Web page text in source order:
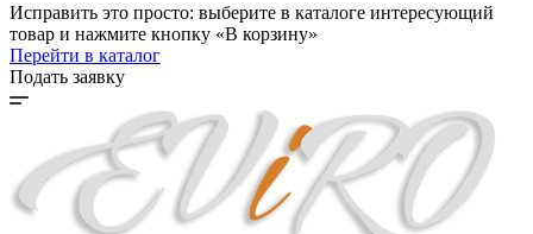
Исправить это просто: выберите в каталоге интересующий
товар и нажмите кнопку «В корзину»
Перейти в каталог
Подать заявку